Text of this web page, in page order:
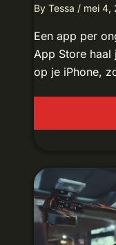
By Tessa / mei 4,
Een app per
App Store
op je iPhone,